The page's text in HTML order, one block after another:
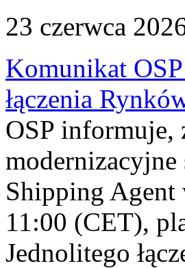
23 czerwca
Komunikat
łączenia
OSP informuje,
Shipping Agent
11:00 (CET),
Jednolitego